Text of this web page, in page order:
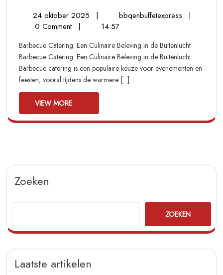
Ervaring:
Barbecue
Catering
op
Zijn
Best!
24 oktober 2025
24
oktober
| bbqenbuffetexpress
Ultieme
Barbecue
Catering
op
|
0 Comment | 14:57
Barbecue Catering: Een Culinaire Beleving in de Buitenlucht
Barbecue Catering: Een Culinaire Beleving in de Buitenlucht
Barbecue catering is een populaire keuze voor evenementen en
feesten, vooral tijdens de warmere [...]
VIEW MORE
MORE
Zoeken
ZOEKEN
Laatste artikelen